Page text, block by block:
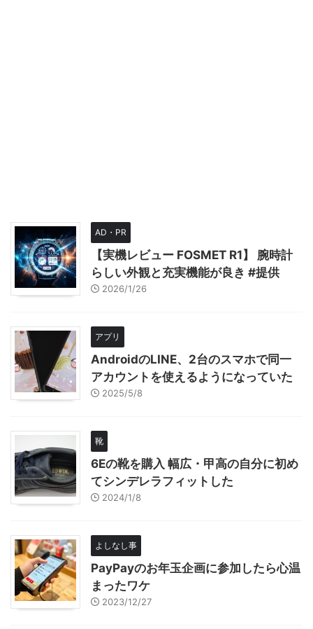
AD・PR
【実機レビュー FOSMET R1】 腕時計
らしい外観と充実機能が良き #提供
2026/1/26
アプリ
AndroidのLINE、2台のスマホで同一
アカウントを使えるようになっていた
2025/5/8
靴
6Eの靴を購入 幅広・甲高の自分に初め
てシンデレラフィットした
2024/1/8
よしなし事
PayPayのお年玉企画に参加したら心温
まったワケ
2023/12/27